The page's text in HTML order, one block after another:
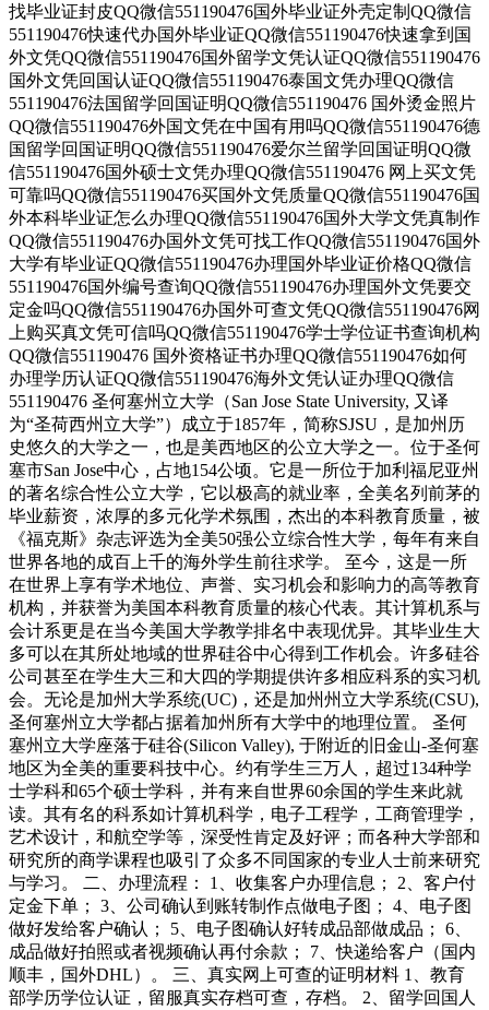
找毕业证封皮QQ微信551190476国外毕业证外壳定制QQ微信
551190476快速代办国外毕业证QQ微信551190476快速拿到国
外文凭QQ微信551190476国外留学文凭认证QQ微信551190476
国外文凭回国认证QQ微信551190476泰国文凭办理QQ微信
551190476法国留学回国证明QQ微信551190476 国外烫金照片
QQ微信551190476外国文凭在中国有用吗QQ微信551190476德
国留学回国证明QQ微信551190476爱尔兰留学回国证明QQ微
信551190476国外硕士文凭办理QQ微信551190476 网上买文凭
可靠吗QQ微信551190476买国外文凭质量QQ微信551190476国
外本科毕业证怎么办理QQ微信551190476国外大学文凭真制作
QQ微信551190476办国外文凭可找工作QQ微信551190476国外
大学有毕业证QQ微信551190476办理国外毕业证价格QQ微信
551190476国外编号查询QQ微信551190476办理国外文凭要交
定金吗QQ微信551190476办国外可查文凭QQ微信551190476网
上购买真文凭可信吗QQ微信551190476学士学位证书查询机构
QQ微信551190476 国外资格证书办理QQ微信551190476如何
办理学历认证QQ微信551190476海外文凭认证办理QQ微信
551190476 圣何塞州立大学（San Jose State University, 又译
为“圣荷西州立大学”）成立于1857年，简称SJSU，是加州历
史悠久的大学之一，也是美西地区的公立大学之一。位于圣何
塞市San Jose中心，占地154公顷。它是一所位于加利福尼亚州
的著名综合性公立大学，它以极高的就业率，全美名列前茅的
毕业薪资，浓厚的多元化学术氛围，杰出的本科教育质量，被
《福克斯》杂志评选为全美50强公立综合性大学，每年有来自
世界各地的成百上千的海外学生前往求学。 至今，这是一所
在世界上享有学术地位、声誉、实习机会和影响力的高等教育
机构，并获誉为美国本科教育质量的核心代表。其计算机系与
会计系更是在当今美国大学教学排名中表现优异。其毕业生大
多可以在其所处地域的世界硅谷中心得到工作机会。许多硅谷
公司甚至在学生大三和大四的学期提供许多相应科系的实习机
会。无论是加州大学系统(UC)，还是加州州立大学系统(CSU),
圣何塞州立大学都占据着加州所有大学中的地理位置。 圣何
塞州立大学座落于硅谷(Silicon Valley), 于附近的旧金山-圣何塞
地区为全美的重要科技中心。约有学生三万人，超过134种学
士学科和65个硕士学科，并有来自世界60余国的学生来此就
读。其有名的科系如计算机科学，电子工程学，工商管理学，
艺术设计，和航空学等，深受性肯定及好评；而各种大学部和
研究所的商学课程也吸引了众多不同国家的专业人士前来研究
与学习。 二、办理流程： 1、收集客户办理信息； 2、客户付
定金下单； 3、公司确认到账转制作点做电子图； 4、电子图
做好发给客户确认； 5、电子图确认好转成品部做成品； 6、
成品做好拍照或者视频确认再付余款； 7、快递给客户（国内
顺丰，国外DHL）。 三、真实网上可查的证明材料 1、教育
部学历学位认证，留服真实存档可查，存档。 2、留学回国人